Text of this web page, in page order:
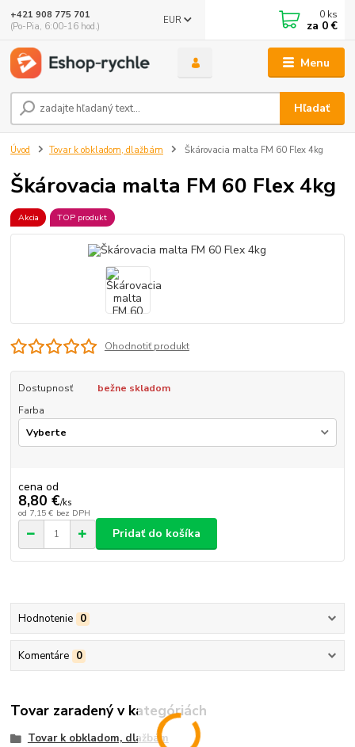
Menu
EUR
Hľadať
+421 908 775 701
(Po-Pia, 6:00-16 hod.)
0 ks
za 0 €
Úvod Tovar k obkladom, dlažbám Škárovacia malta FM 60 Flex 4kg
Škárovacia malta FM 60 Flex 4kg
Akcia TOP produkt
Ohodnotiť produkt
Dostupnosť
bežne skladom
Farba
cena od
8,80 €/ks
od 7,15 € bez DPH
Pridať do košíka
Hodnotenie 0
Komentáre 0
Tovar zaradený v kategóriách
Tovar k obkladom, dlažbám